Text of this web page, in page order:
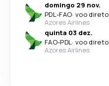
domingo 29 nov.
PDL-FAO· voo direto
Azores Airlines
quinta 03 dez.
FAO-PDL· voo direto
Azores Airlines